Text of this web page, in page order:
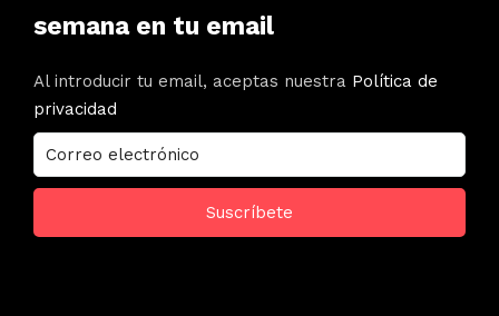
semana en tu email
Al introducir tu email, aceptas nuestra Política de
privacidad